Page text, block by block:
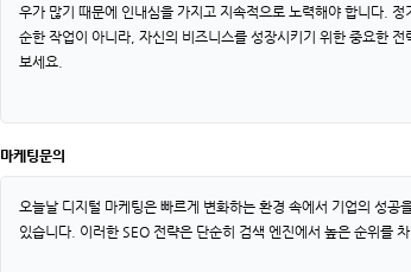
우가 많기 때문에 인내심을 가지고 지속적으로 노력해야 합니다.
순한 작업이 아니라, 자신의 비즈니스를 성장시키기 위한 중요한
보세요.
마케팅문의
오늘날 디지털 마케팅은 빠르게 변화하는 환경 속에서 기업의 성
있습니다. 이러한 SEO 전략은 단순히 검색 엔진에서 높은 순위를